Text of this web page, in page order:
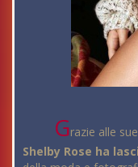
Grazie alle
Shelby Rose ha